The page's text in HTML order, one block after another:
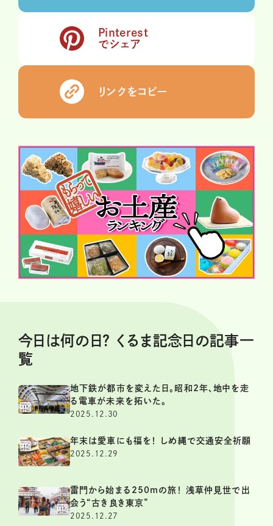
Pinterest
でシェア
リンクをコピー
今日は何の日？ くるま記念日の記事一
覧
地下鉄が都市を変えた日。昭和2年、地中を走
る電車が未来を拓いた。
2025.12.30
年末は愛車にも福を！ しめ縄で交通安全祈願
2025.12.29
雷門から始まる250mの旅！ 浅草仲見世で出
会う“古き良き東京”
2025.12.27